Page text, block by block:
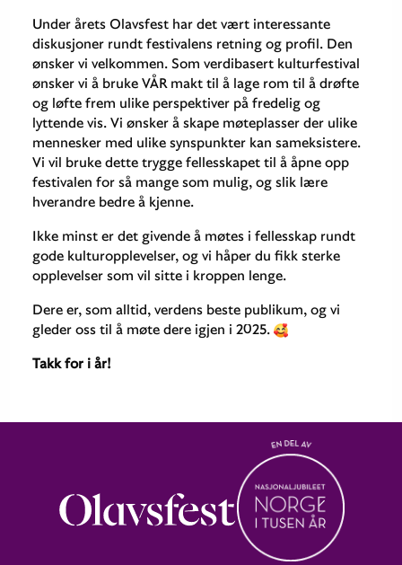
Under årets Olavsfest har det vært interessante
diskusjoner rundt festivalens retning og profil. Den
ønsker vi velkommen. Som verdibasert kulturfestival
ønsker vi å bruke VÅR makt til å lage rom til å drøfte
og løfte frem ulike perspektiver på fredelig og
lyttende vis. Vi ønsker å skape møteplasser der ulike
mennesker med ulike synspunkter kan sameksistere.
Vi vil bruke dette trygge fellesskapet til å åpne opp
festivalen for så mange som mulig, og slik lære
hverandre bedre å kjenne.
Ikke minst er det givende å møtes i fellesskap rundt
gode kulturopplevelser, og vi håper du fikk sterke
opplevelser som vil sitte i kroppen lenge.
Dere er, som alltid, verdens beste publikum, og vi
gleder oss til å møte dere igjen i 2025.
Takk for i år!